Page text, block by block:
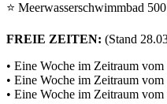
⭐ Meerwasserschwimmbad
FREIE ZEITEN: (Stand
• Eine Woche im Zeitraum
• Eine Woche im Zeitraum
• Eine Woche im Zeitraum